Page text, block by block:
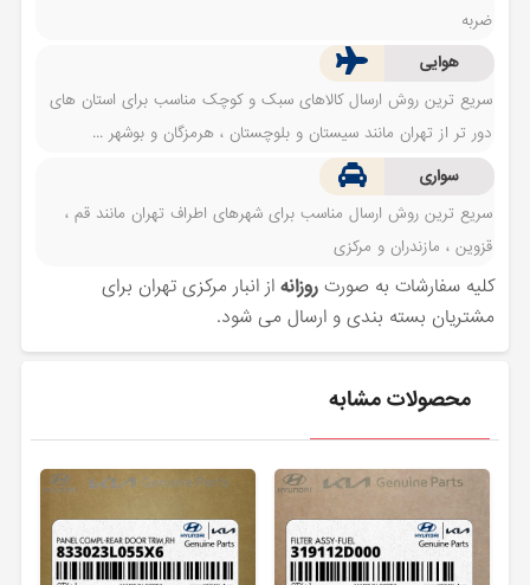
ضربه
هوایی
سریع ترین روش ارسال کالاهای سبک و کوچک مناسب برای استان های
دور تر از تهران مانند سیستان و بلوچستان ، هرمزگان و بوشهر ...
سواری
سریع ترین روش ارسال مناسب برای شهرهای اطراف تهران مانند قم ،
قزوین ، مازندران و مرکزی
کلیه سفارشات به صورتروزانه از انبار مرکزی تهران برای
مشتریان بسته بندی و ارسال می شود.
محصولات مشابه